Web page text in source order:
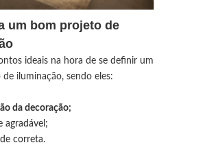
um bom projeto de
ideais na hora de se definir um
iluminação, sendo eles:
da decoração;
agradável;
correta.